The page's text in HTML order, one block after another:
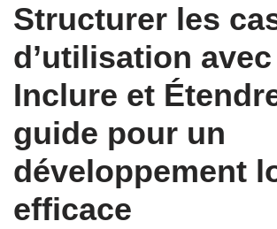
Structurer les
d’utilisation
Inclure et
guide pour un
développement
efficace